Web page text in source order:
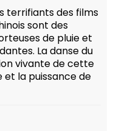
terrifiants des films
sont des
de pluie et
La danse du
vivante de cette
la puissance de